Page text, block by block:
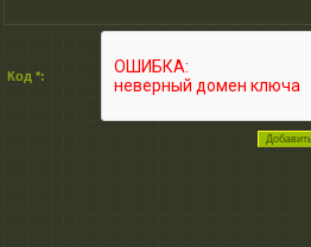
Код *: